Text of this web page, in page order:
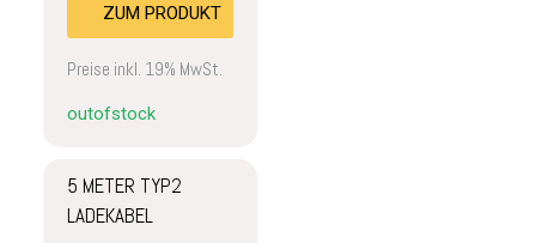
ZUM PRODUKT
Preise inkl. 19% MwSt.
outofstock
5 METER TYP2
LADEKABEL